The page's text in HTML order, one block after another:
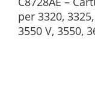
per 3320,
3550 V, 3550,